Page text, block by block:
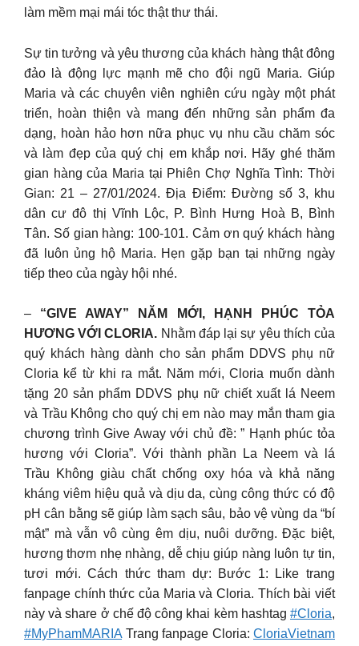
làm mềm mại mái tóc thật thư thái.
Sự tin tưởng và yêu thương của khách hàng thật đông
đảo là động lực mạnh mẽ cho đội ngũ Maria. Giúp
Maria và các chuyên viên nghiên cứu ngày một phát
triển, hoàn thiện và mang đến những sản phẩm đa
dạng, hoàn hảo hơn nữa phục vụ nhu cầu chăm sóc
và làm đẹp của quý chị em khắp nơi. Hãy ghé thăm
gian hàng của Maria tại Phiên Chợ Nghĩa Tình: Thời
Gian: 21 – 27/01/2024. Địa Điểm: Đường số 3, khu
dân cư đô thị Vĩnh Lộc, P. Bình Hưng Hoà B, Bình
Tân. Số gian hàng: 100-101. Cảm ơn quý khách hàng
đã luôn ủng hộ Maria. Hẹn gặp bạn tại những ngày
tiếp theo của ngày hội nhé.
– “GIVE AWAY” NĂM MỚI, HẠNH PHÚC TỎA
HƯƠNG VỚI CLORIA. Nhằm đáp lại sự yêu thích của
quý khách hàng dành cho sản phẩm DDVS phụ nữ
Cloria kể từ khi ra mắt. Năm mới, Cloria muốn dành
tặng 20 sản phẩm DDVS phụ nữ chiết xuất lá Neem
và Trầu Không cho quý chị em nào may mắn tham gia
chương trình Give Away với chủ đề: ” Hạnh phúc tỏa
hương với Cloria”. Với thành phần La Neem và lá
Trầu Không giàu chất chống oxy hóa và khả năng
kháng viêm hiệu quả và dịu da, cùng công thức có độ
pH cân bằng sẽ giúp làm sạch sâu, bảo vệ vùng da “bí
mật” mà vẫn vô cùng êm dịu, nuôi dưỡng. Đặc biệt,
hương thơm nhẹ nhàng, dễ chịu giúp nàng luôn tự tin,
tươi mới. Cách thức tham dự: Bước 1: Like trang
fanpage chính thức của Maria và Cloria. Thích bài viết
này và share ở chế độ công khai kèm hashtag #Cloria,
#MyPhamMARIA Trang fanpage Cloria: CloriaVietnam